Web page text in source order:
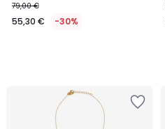
79,00 €
55,30 € -30%